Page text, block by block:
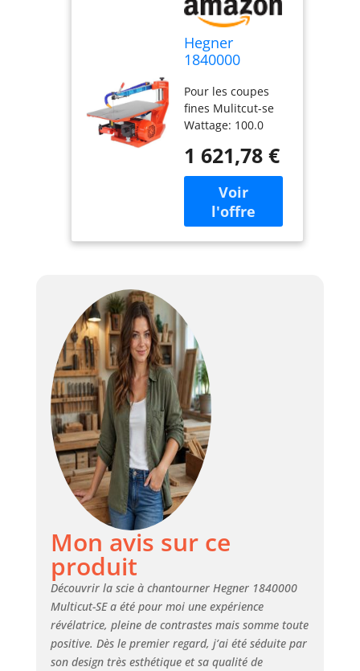
Hegner
1840000
Scie à
chantourner
Pour les coupes
fines Mulitcut-se
Wattage: 100.0
de source
d'alimentation:
Câble électrique
1 621,78 €
Mon avis sur ce
produit
Découvrir la scie à chantourner Hegner 1840000
Multicut-SE a été pour moi une expérience
révélatrice, pleine de contrastes mais somme toute
positive. Dès le premier regard, j’ai été séduite par
son design très esthétique et sa qualité de